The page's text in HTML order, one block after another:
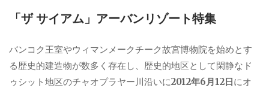
「ザ サイアム」アーバンリゾート特集
バンコク王室やウィマンメークチーク故宮博物院を始めとす
る歴史的建造物が数多く存在し、歴史的地区として閑静なド
ゥシット地区のチャオプラヤー川沿いに2012年6月12日にオ